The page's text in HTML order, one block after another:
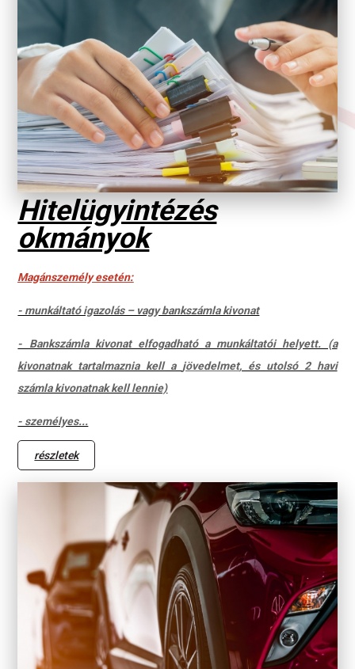
Hitelügyintézés
okmányok
Magánszemély esetén:
- munkáltató igazolás – vagy bankszámla kivonat
- Bankszámla kivonat elfogadható a munkáltatói helyett. (a
kivonatnak tartalmaznia kell a jövedelmet, és utolsó 2 havi
számla kivonatnak kell lennie)
- személyes...
részletek